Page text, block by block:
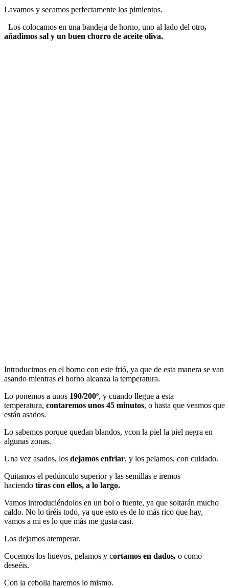
Lavamos y secamos perfectamente los pimientos.
Los colocamos en una bandeja de horno, uno al lado del otro,
añadimos sal y un buen chorro de aceite oliva.
Introducimos en el horno con este frió, ya que de esta manera se van
asando mientras el horno alcanza la temperatura.
Lo ponemos a unos 190/200º, y cuando llegue a esta
temperatura, contaremos unos 45 minutos, o hasta que veamos que
están asados.
Lo sabemos porque quedan blandos, ycon la piel la piel negra en
algunas zonas.
Una vez asados, los dejamos enfriar, y los pelamos, con cuidado.
Quitamos el pedúnculo superior y las semillas e iremos
haciendo tiras con ellos, a lo largo.
Vamos introduciéndolos en un bol o fuente, ya que soltarán mucho
caldo. No lo tiréis todo, ya que esto es de lo más rico que hay,
vamos a mi es lo que más me gusta casi.
Los dejamos atemperar.
Cocemos los huevos, pelamos y cortamos en dados, o como
deseéis.
Con la cebolla haremos lo mismo.